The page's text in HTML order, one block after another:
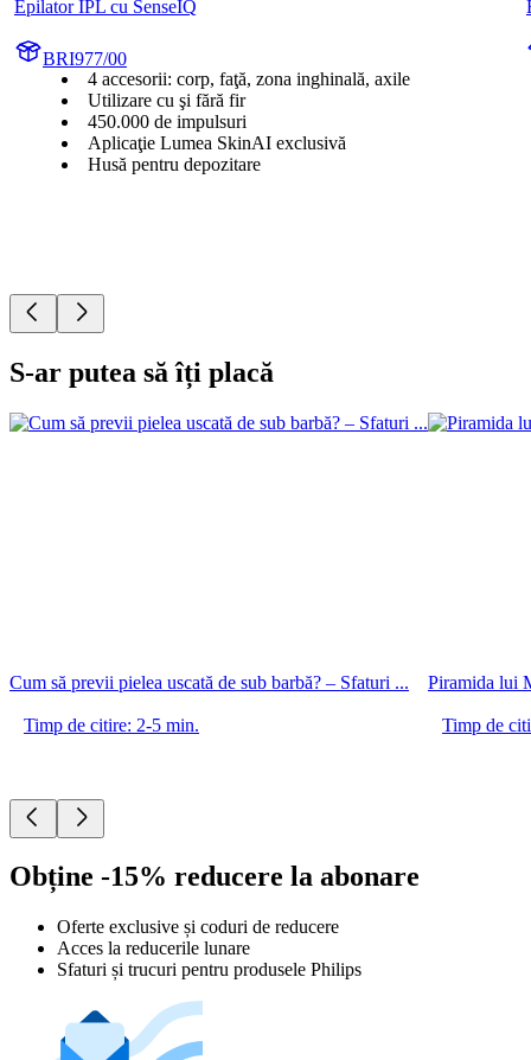
Epilator IPL cu SenseIQ
BRI977/00
4 accesorii: corp, faţă, zona inghinală, axile
Utilizare cu şi fără fir
450.000 de impulsuri
Aplicaţie Lumea SkinAI exclusivă
Husă pentru depozitare
S-ar putea să îți placă
Cum să previi pielea uscată de sub barbă? – Sfaturi ...
Timp de citire: 2-5 min.
Piramida lui
Timp de
Obține -15% reducere la abonare
Oferte exclusive și coduri de reducere
Acces la reducerile lunare
Sfaturi și trucuri pentru produsele Philips